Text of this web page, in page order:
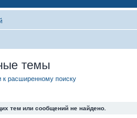
темы
к расширенному поиску
тем или сообщений не найдено.